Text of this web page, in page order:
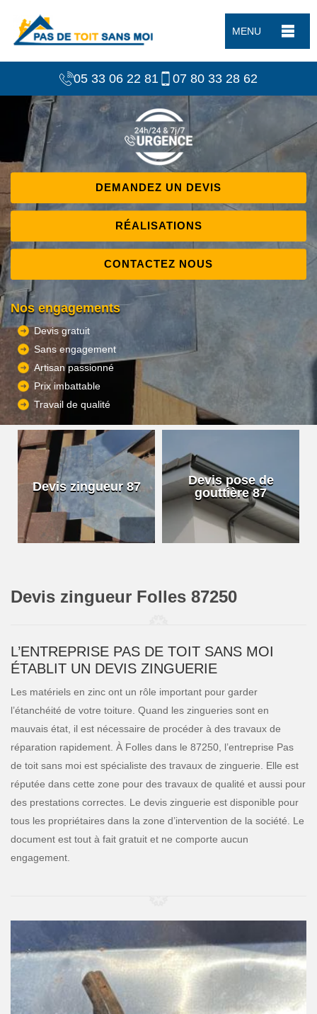
MENU
05 33 06 22 81 07 80 33 28 62
DEMANDEZ UN DEVIS
RÉALISATIONS
CONTACTEZ NOUS
Nos engagements
Devis gratuit
Sans engagement
Artisan passionné
Prix imbattable
Travail de qualité
Devis zingueur 87
Devis pose de
gouttière 87
Devis zingueur Folles 87250
L’ENTREPRISE PAS DE TOIT SANS MOI
ÉTABLIT UN DEVIS ZINGUERIE
Les matériels en zinc ont un rôle important pour garder
l’étanchéité de votre toiture. Quand les zingueries sont en
mauvais état, il est nécessaire de procéder à des travaux de
réparation rapidement. À Folles dans le 87250, l’entreprise Pas
de toit sans moi est spécialiste des travaux de zinguerie. Elle est
réputée dans cette zone pour des travaux de qualité et aussi pour
des prestations correctes. Le devis zinguerie est disponible pour
tous les propriétaires dans la zone d’intervention de la société. Le
document est tout à fait gratuit et ne comporte aucun
engagement.